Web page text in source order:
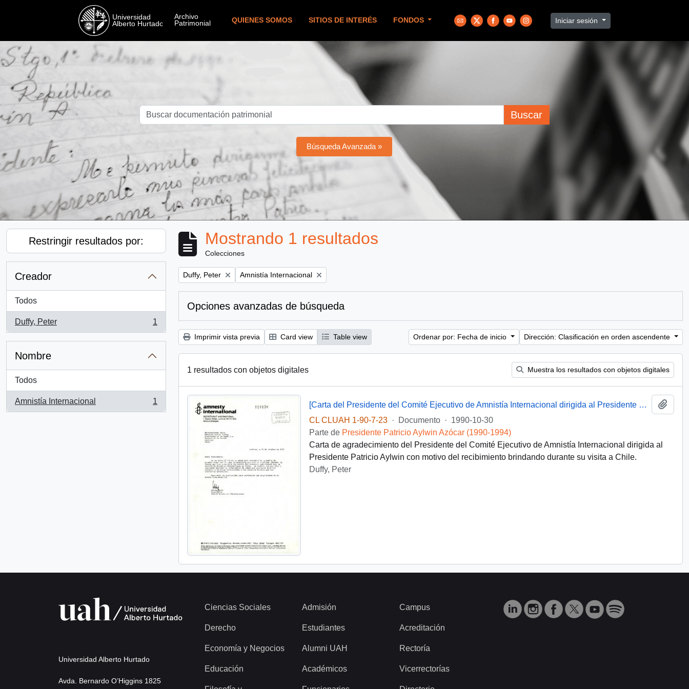
QUIENES SOMOS SITIOS DE INTERÉS FONDOS Iniciar sesión
Buscar
Búsqueda Avanzada »
Restringir resultados por:
Creador
Todos
Duffy, Peter
, 1 resultados
1
Nombre
Todos
Amnistía Internacional
, 1 resultados
1
Mostrando 1 resultados
Colecciones
Remove filter:
Duffy, Peter Remove filter:
Amnistía Internacional
Opciones avanzadas de búsqueda
Imprimir vista previa Card view Table view Ordenar por: Fecha de inicio Dirección: Clasificación en orden ascendente
1 resultados con objetos digitales Muestra los resultados con objetos digitales
[Carta del Presidente del Comité Ejecutivo de Amnistía Internacional dirigida al Presidente Patricio Aylwin]
CL CLUAH 1-90-7-23
· Documento · 1990-10-30
Parte de Presidente Patricio Aylwin Azócar (1990-1994)
Carta de agradecimiento del Presidente del Comité Ejecutivo de Amnistía Internacional dirigida al
Presidente Patricio Aylwin con motivo del recibimiento brindando durante su visita a Chile.
Duffy, Peter
Universidad Alberto Hurtado
Avda. Bernardo O’Higgins 1825
Ciencias Sociales
Derecho
Economía y Negocios
Educación
Admisión
Estudiantes
Alumni UAH
Académicos
Campus
Acreditación
Rectoría
Vicerrectorías